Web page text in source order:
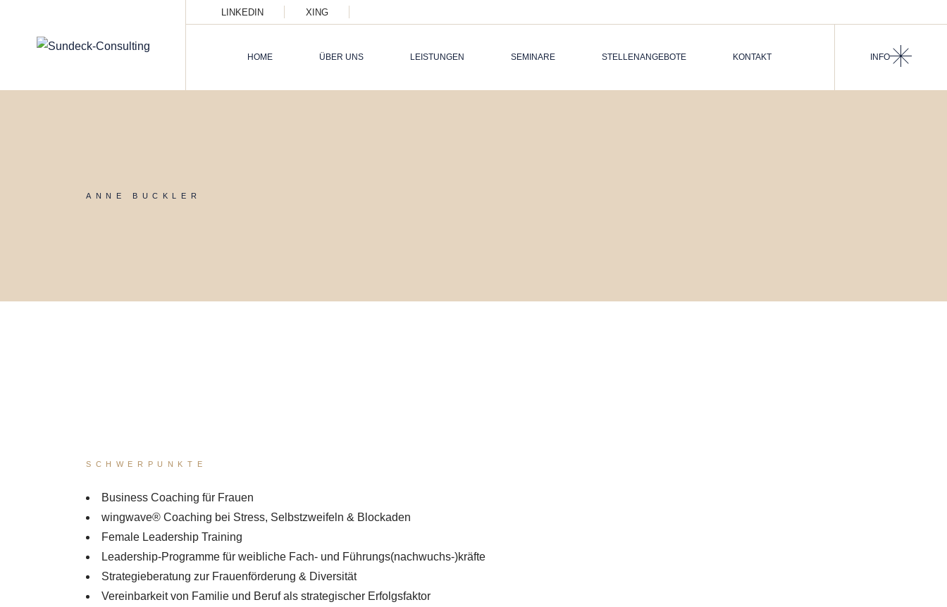
LINKEDIN XING
HOME ÜBER UNS LEISTUNGEN SEMINARE STELLENANGEBOTE KONTAKT INFO
RECRUITMENT FÜR UNTERNEHMEN
ANNE BUCKLER
SCHWERPUNKTE
Business Coaching für Frauen
wingwave® Coaching bei Stress, Selbstzweifeln & Blockaden
Female Leadership Training
Leadership-Programme für weibliche Fach- und Führungs(nachwuchs-)kräfte
Strategieberatung zur Frauenförderung & Diversität
Vereinbarkeit von Familie und Beruf als strategischer Erfolgsfaktor